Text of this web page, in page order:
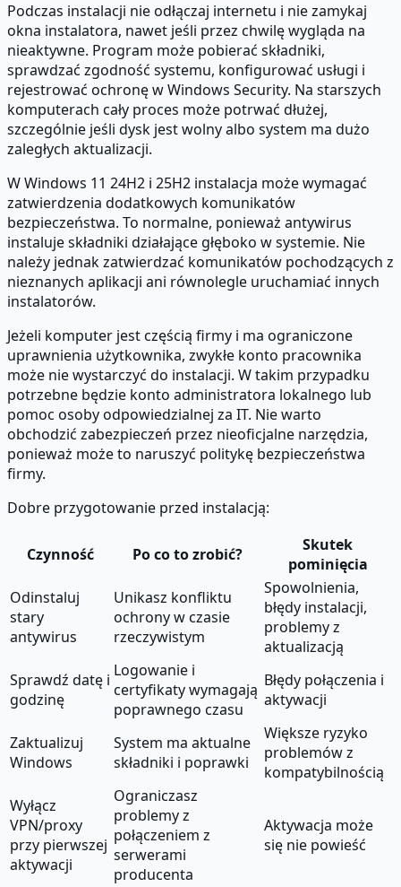
Podczas instalacji nie odłączaj internetu i nie zamykaj
okna instalatora, nawet jeśli przez chwilę wygląda na
nieaktywne. Program może pobierać składniki,
sprawdzać zgodność systemu, konfigurować usługi i
rejestrować ochronę w Windows Security. Na starszych
komputerach cały proces może potrwać dłużej,
szczególnie jeśli dysk jest wolny albo system ma dużo
zaległych aktualizacji.
W Windows 11 24H2 i 25H2 instalacja może wymagać
zatwierdzenia dodatkowych komunikatów
bezpieczeństwa. To normalne, ponieważ antywirus
instaluje składniki działające głęboko w systemie. Nie
należy jednak zatwierdzać komunikatów pochodzących z
nieznanych aplikacji ani równolegle uruchamiać innych
instalatorów.
Jeżeli komputer jest częścią firmy i ma ograniczone
uprawnienia użytkownika, zwykłe konto pracownika
może nie wystarczyć do instalacji. W takim przypadku
potrzebne będzie konto administratora lokalnego lub
pomoc osoby odpowiedzialnej za IT. Nie warto
obchodzić zabezpieczeń przez nieoficjalne narzędzia,
ponieważ może to naruszyć politykę bezpieczeństwa
firmy.
Dobre przygotowanie przed instalacją:
Czynność Po co to zrobić?
Skutek
pominięcia
Odinstaluj
stary
antywirus
Unikasz konfliktu
ochrony w czasie
rzeczywistym
Spowolnienia,
błędy instalacji,
problemy z
aktualizacją
Sprawdź datę i
godzinę
Logowanie i
certyfikaty wymagają
poprawnego czasu
Błędy połączenia i
aktywacji
Zaktualizuj
Windows
System ma aktualne
składniki i poprawki
Większe ryzyko
problemów z
kompatybilnością
Wyłącz
VPN/proxy
przy pierwszej
aktywacji
Ograniczasz
problemy z
połączeniem z
serwerami
producenta
Aktywacja może
się nie powieść